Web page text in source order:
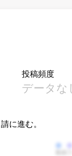
投稿頻度
データな
に進む。